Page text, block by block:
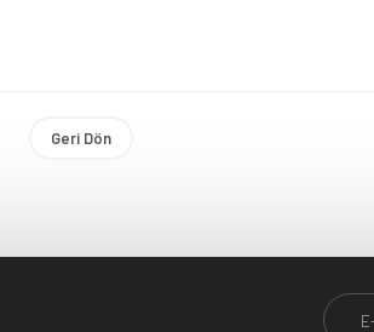
Geri Dön